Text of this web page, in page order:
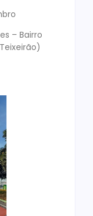
– Bairro